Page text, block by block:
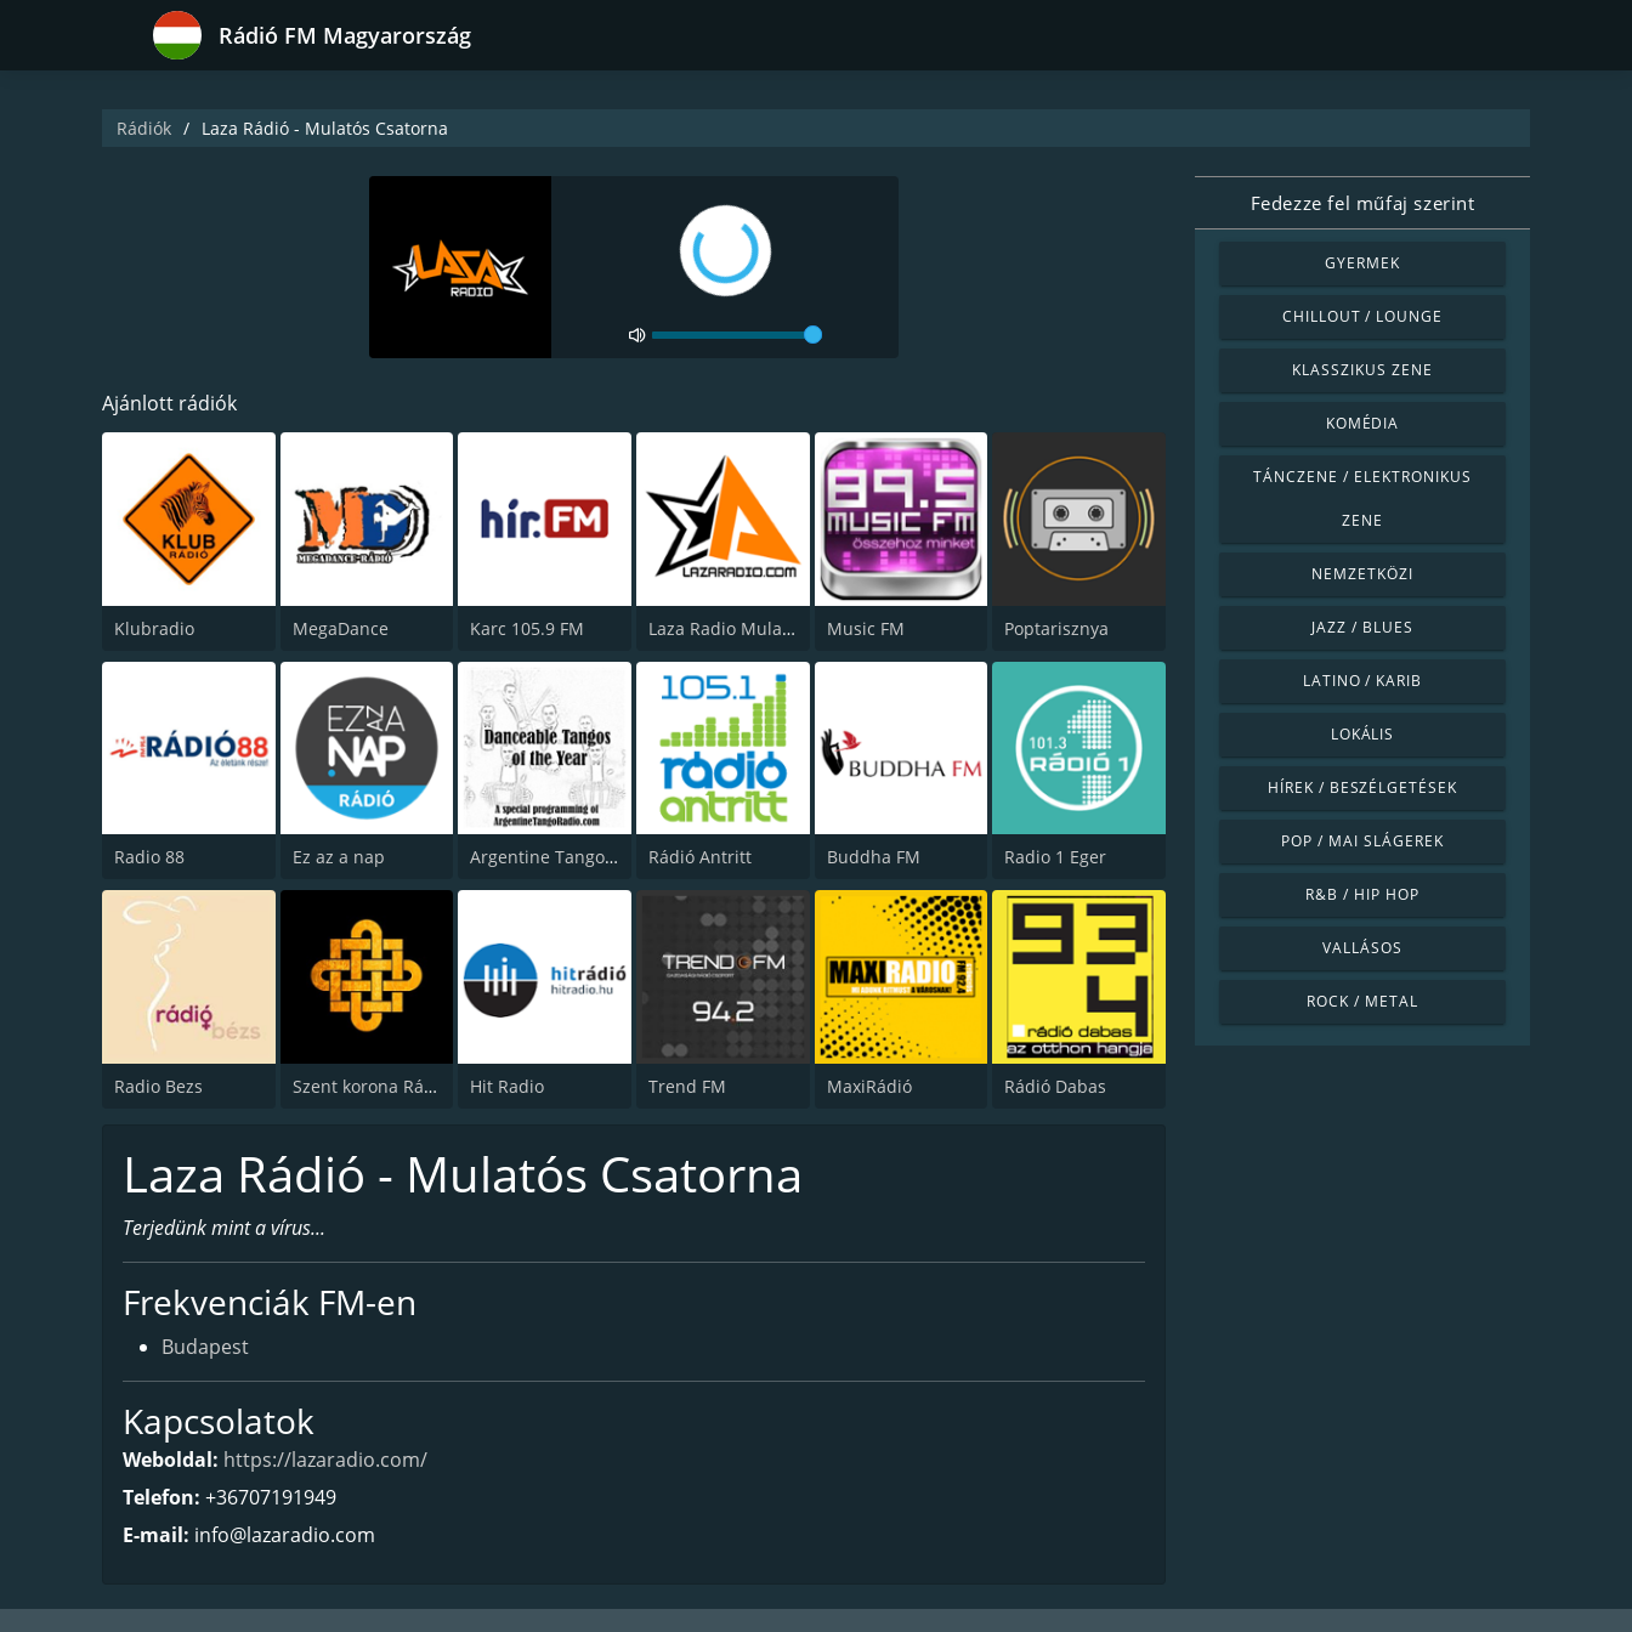
Rádió FM Magyarország
Rádiók Laza Rádió - Mulatós Csatorna
Ajánlott rádiók
Klubradio MegaDance Karc 105.9 FM Laza Radio Mulatos Music FM Poptarisznya
Radio 88 Ez az a nap Argentine Tango Radio Rádió Antritt Buddha FM Radio 1 Eger
Radio Bezs Szent korona Rádió Hit Radio Trend FM MaxiRádió Rádió Dabas
Laza Rádió - Mulatós Csatorna
Terjedünk mint a vírus...
Frekvenciák FM-en
Budapest
Kapcsolatok
Weboldal: https://lazaradio.com/
Telefon: +36707191949
E-mail: info@lazaradio.com
Fedezze fel műfaj szerint
GYERMEK
CHILLOUT / LOUNGE
KLASSZIKUS ZENE
KOMÉDIA
TÁNCZENE / ELEKTRONIKUS
ZENE
NEMZETKÖZI
JAZZ / BLUES
LATINO / KARIB
LOKÁLIS
HÍREK / BESZÉLGETÉSEK
POP / MAI SLÁGEREK
R&B / HIP HOP
VALLÁSOS
ROCK / METAL